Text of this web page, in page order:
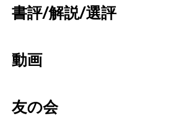
書評/解説/選評
動画
友の会